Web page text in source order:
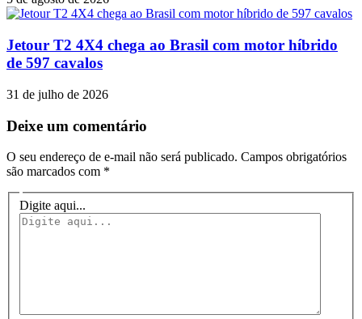
Jetour T2 4X4 chega ao Brasil com motor híbrido
de 597 cavalos
31 de julho de 2026
Deixe um comentário
O seu endereço de e-mail não será publicado. Campos obrigatórios
são marcados com *
Digite aqui...